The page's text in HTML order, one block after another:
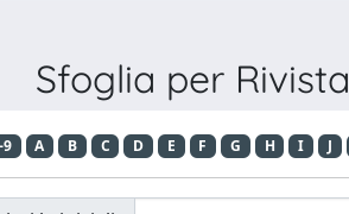
Sfoglia per Rivista
9 A B C D E F G H I J